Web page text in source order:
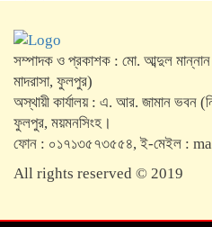
সম্পাদক ও প্রকাশক : মো. আব্দুল মান্নান
মাদরাসা, ফুলপুর)
অস্থায়ী কার্যালয় : এ. আর. জামান ভবন
ফুলপুর, ময়মনসিংহ।
ফোন : ০১৭১৩৫৭৩৫৫৪, ই-মেইল :
All rights reserved © 2019